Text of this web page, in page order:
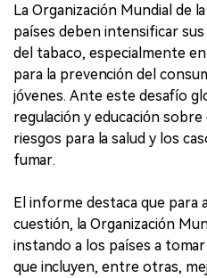
La Organización Mundial de
países deben intensificar
del tabaco, especialmente
para la prevención del
jóvenes. Ante este desafío
regulación y educación
riesgos para la salud y los
fumar.
El informe destaca que para
cuestión, la Organización
instando a los países a
que incluyen, entre otras,